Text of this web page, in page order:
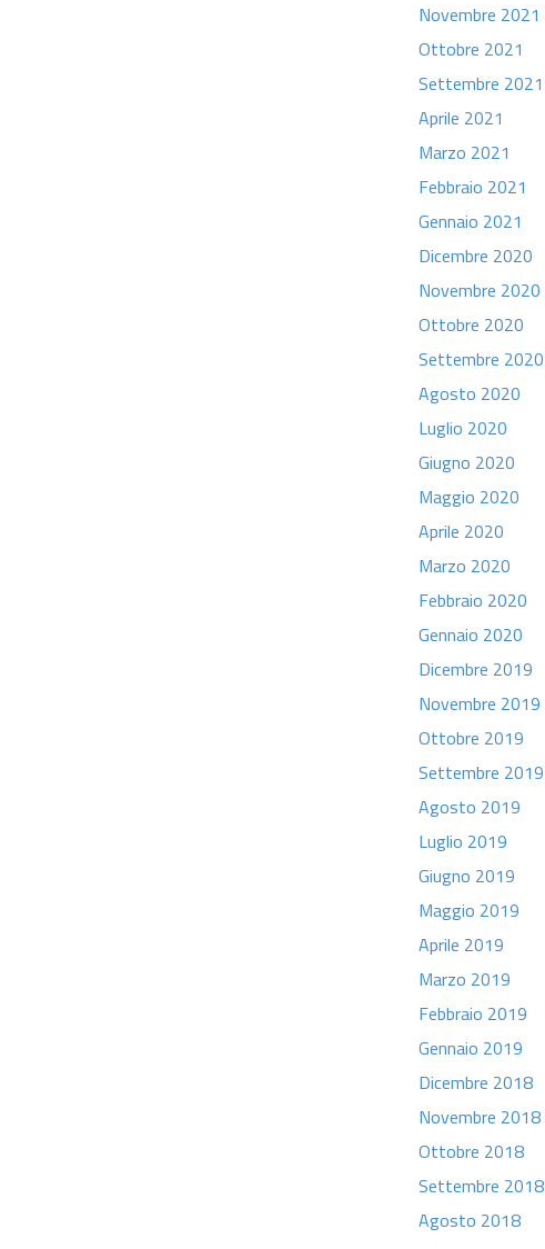
Novembre 2021
Ottobre 2021
Settembre 2021
Aprile 2021
Marzo 2021
Febbraio 2021
Gennaio 2021
Dicembre 2020
Novembre 2020
Ottobre 2020
Settembre 2020
Agosto 2020
Luglio 2020
Giugno 2020
Maggio 2020
Aprile 2020
Marzo 2020
Febbraio 2020
Gennaio 2020
Dicembre 2019
Novembre 2019
Ottobre 2019
Settembre 2019
Agosto 2019
Luglio 2019
Giugno 2019
Maggio 2019
Aprile 2019
Marzo 2019
Febbraio 2019
Gennaio 2019
Dicembre 2018
Novembre 2018
Ottobre 2018
Settembre 2018
Agosto 2018